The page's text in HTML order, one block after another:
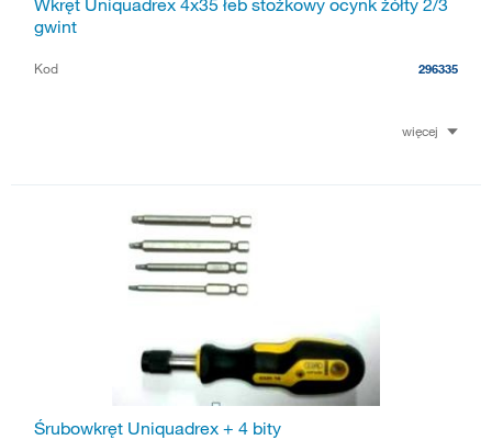
Wkręt Uniquadrex 4x35 łeb stożkowy ocynk żółty 2/3
gwint
Kod 296335
więcej
Śrubowkręt Uniquadrex + 4 bity